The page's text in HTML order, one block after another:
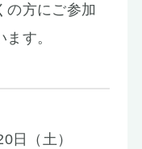
の方にご参加
す。
日（土）